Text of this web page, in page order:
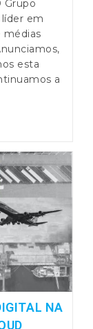
Grupo
em
médias
esta
a
NA